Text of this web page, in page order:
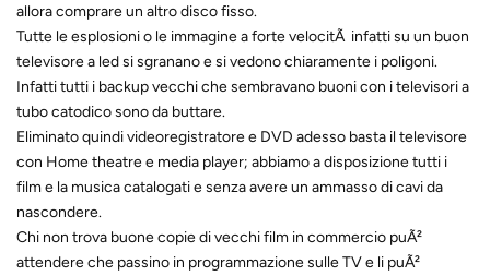
allora comprare un altro disco fisso.
Tutte le esplosioni o le immagine a forte velocitÃ infatti su un buon
televisore a led si sgranano e si vedono chiaramente i poligoni.
Infatti tutti i backup vecchi che sembravano buoni con i televisori a
tubo catodico sono da buttare.
Eliminato quindi videoregistratore e DVD adesso basta il televisore
con Home theatre e media player; abbiamo a disposizione tutti i
film e la musica catalogati e senza avere un ammasso di cavi da
nascondere.
Chi non trova buone copie di vecchi film in commercio puÃ²
attendere che passino in programmazione sulle TV e li puÃ²